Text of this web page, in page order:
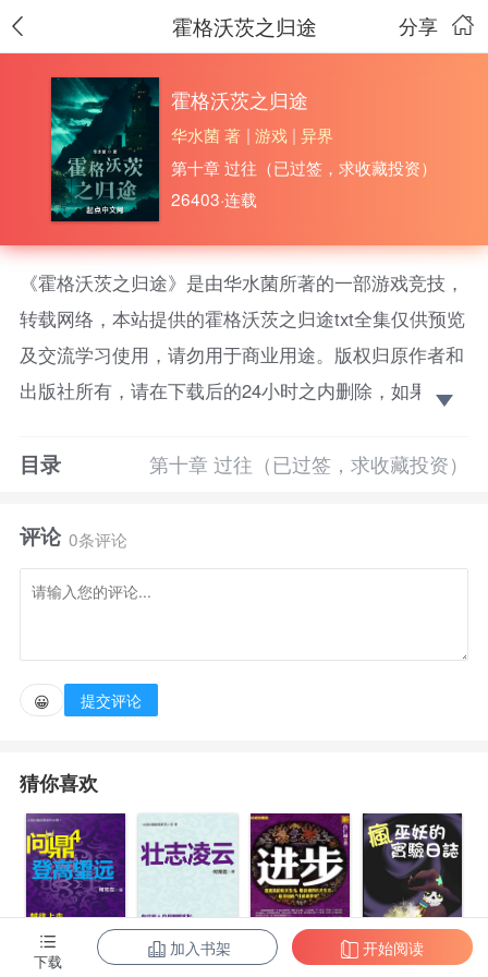
分享
霍格沃茨之归途
霍格沃茨之归途
华水菌 著 | 游戏 | 异界
第十章 过往（已过签，求收藏投资）
26403·连载
《霍格沃茨之归途》是由华水菌所著的一部游戏竞技，
转载网络，本站提供的霍格沃茨之归途txt全集仅供预览
及交流学习使用，请勿用于商业用途。版权归原作者和
出版社所有，请在下载后的24小时之内删除，如果喜
名，藏身英国魔法界的地下世界，他在光与暗的边缘游
的魔法溯源之路以及回馈那家孤儿院的养育之恩。
直到有一天，他被一个别有用心的任务重新引回了霍
目录 第十章 过往（已过签，求收藏投资）
评论 0条评论
😀 提交评论
猜你喜欢
问鼎4：登高望 问鼎6：壮志凌 进步.
疯巫妖的实验
下载
加入书架 开始阅读